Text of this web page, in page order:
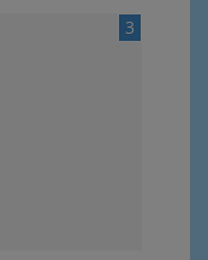
3